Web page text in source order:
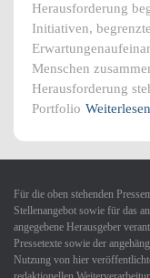
Herausforderung
Initiativen,
Menschen
Herausforderung
Portfolio
Für die oben stehenden
Stellenangebot sowie für das
angegebene Herausgeber
Pressetexte sowie der
Nutzung von hier